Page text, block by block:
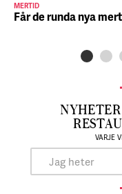
MERTID
Får de runda nya
VARJE